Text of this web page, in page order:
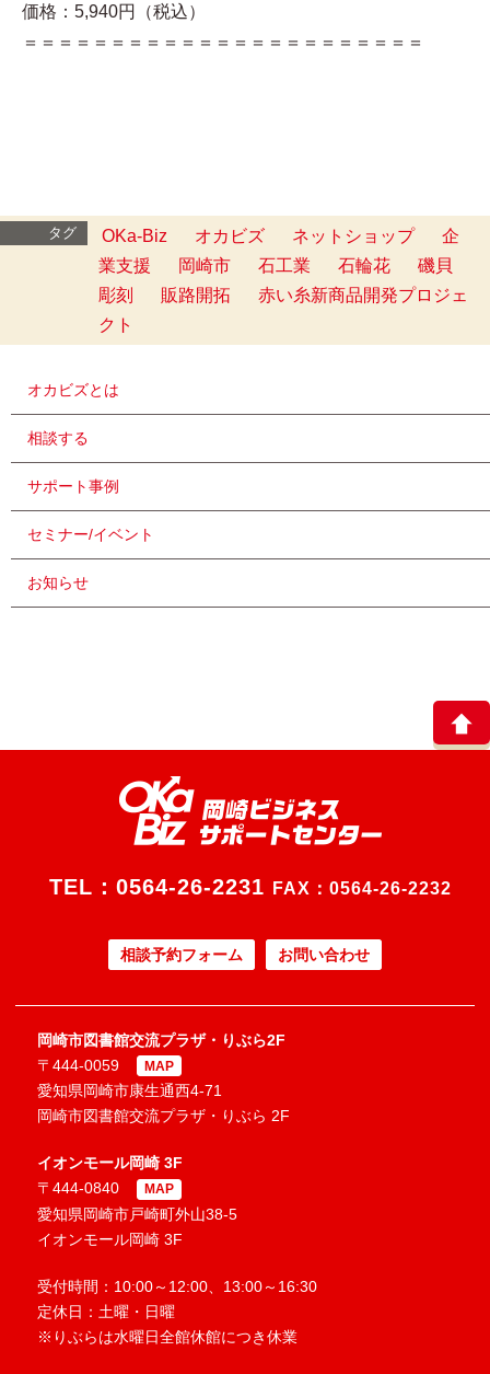
価格：5,940円（税込）
＝＝＝＝＝＝＝＝＝＝＝＝＝＝＝＝＝＝＝＝＝＝＝
タグ OKa-Biz オカビズ ネットショップ
企
業支援
岡崎市 石工業 石輪花
磯貝
彫刻
販路開拓
赤い糸新商品開発プロジェ
クト
オカビズとは
相談する
サポート事例
セミナー/イベント
お知らせ
TEL： 0564-26-2231 FAX：0564-26-2232
相談予約フォーム お問い合わせ
岡崎市図書館交流プラザ・りぶら2F
〒444-0059
MAP
愛知県岡崎市康生通西4-71
岡崎市図書館交流プラザ・りぶら 2F
イオンモール岡崎 3F
〒444-0840
MAP
愛知県岡崎市戸崎町外山38-5
イオンモール岡崎 3F
受付時間：10:00～12:00、13:00～16:30
定休日：土曜・日曜
※りぶらは水曜日全館休館につき休業